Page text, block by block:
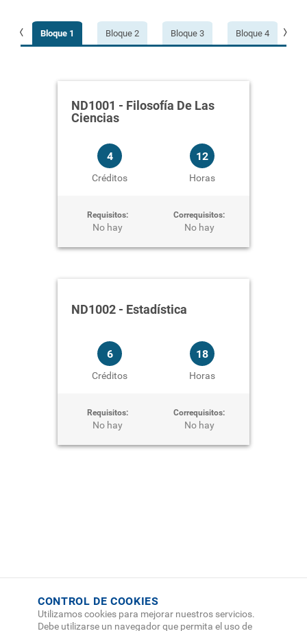
Bloque 1 Bloque 2 Bloque 3 Bloque 4
ND1001 - Filosofía De Las
Ciencias
4
Créditos
12
Horas
Requisitos:
No hay
Correquisitos:
No hay
ND1002 - Estadística
6
Créditos
18
Horas
Requisitos:
No hay
Correquisitos:
No hay
CONTROL DE COOKIES
Utilizamos cookies para mejorar nuestros servicios.
Debe utilizarse un navegador que permita el uso de